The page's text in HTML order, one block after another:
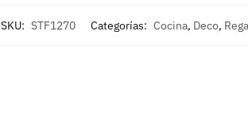
SKU: STF1270 Categorías: Cocina, Deco,